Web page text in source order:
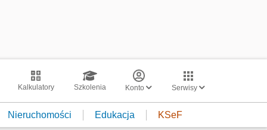
Kalkulatory Szkolenia Konto Serwisy
Nieruchomości Edukacja KSeF